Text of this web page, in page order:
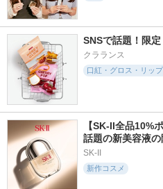
SNSで話題！限
クラランス
口紅・グロス・リッ
【SK-II全品10%
話題の新美容液
SK-II
新作コスメ